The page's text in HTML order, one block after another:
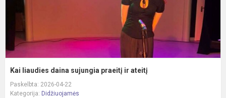
Kai liaudies daina sujungia praeitį ir ateitį
Paskelbta: 2026-04-22
Kategorija: Didžiuojamės